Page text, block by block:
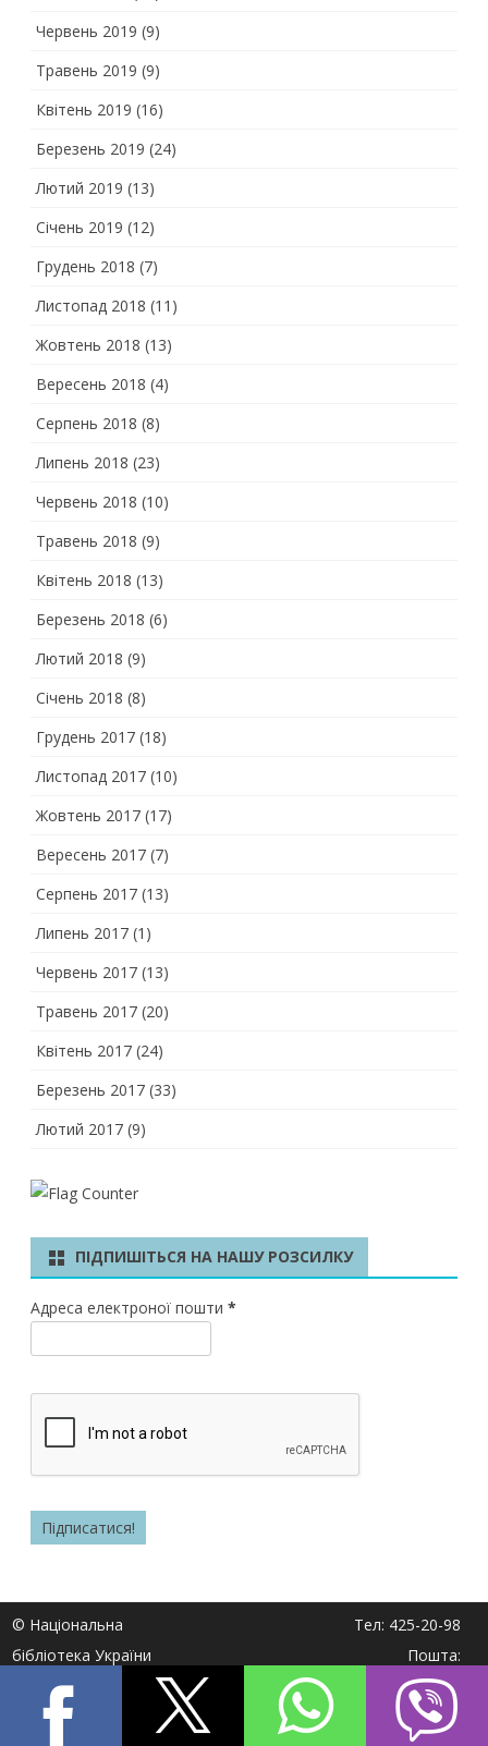
Червень 2019 (9)
Травень 2019 (9)
Квітень 2019 (16)
Березень 2019 (24)
Лютий 2019 (13)
Січень 2019 (12)
Грудень 2018 (7)
Листопад 2018 (11)
Жовтень 2018 (13)
Вересень 2018 (4)
Серпень 2018 (8)
Липень 2018 (23)
Червень 2018 (10)
Травень 2018 (9)
Квітень 2018 (13)
Березень 2018 (6)
Лютий 2018 (9)
Січень 2018 (8)
Грудень 2017 (18)
Листопад 2017 (10)
Жовтень 2017 (17)
Вересень 2017 (7)
Серпень 2017 (13)
Липень 2017 (1)
Червень 2017 (13)
Травень 2017 (20)
Квітень 2017 (24)
Березень 2017 (33)
Лютий 2017 (9)
ПІДПИШІТЬСЯ НА НАШУ РОЗСИЛКУ
Адреса електроної пошти *
© Національна
бібліотека України
ім. Ярослава
Мудрого 2017
Національна
бібліотека України
Тел: 425-20-98
Пошта:
oth@nplu.org
Адреса: вул.